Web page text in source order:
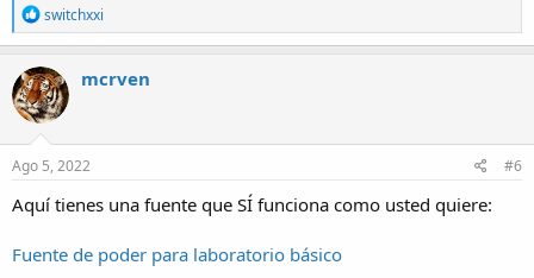
R
e
a
c
t
i
o
n
s
switchxxi
mcrven
Ago 5, 2022 #6
Aquí tienes una fuente que SÍ funciona como usted quiere:
Fuente de poder para laboratorio básico